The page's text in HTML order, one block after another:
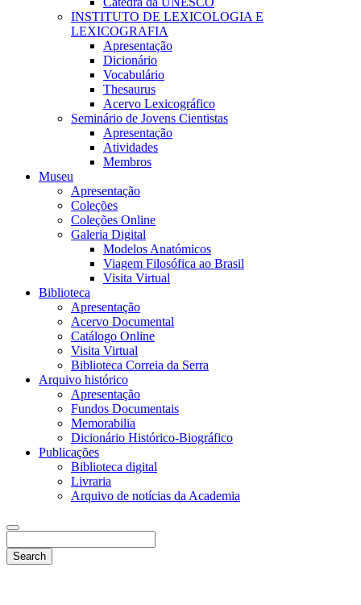
INSTITUTO DE LEXICOLOGIA E
LEXICOGRAFIA
Apresentação
Dicionário
Vocabulário
Thesaurus
Acervo Lexicográfico
Seminário de Jovens Cientistas
Apresentação
Atividades
Membros
Museu
Apresentação
Coleções
Coleções Online
Galeria Digital
Modelos Anatómicos
Viagem Filosófica ao Brasil
Visita Virtual
Biblioteca
Apresentação
Acervo Documental
Catálogo Online
Visita Virtual
Biblioteca Correia da Serra
Arquivo histórico
Apresentação
Fundos Documentais
Memorabilia
Dicionário Histórico-Biográfico
Publicações
Biblioteca digital
Livraria
Arquivo de notícias da Academia